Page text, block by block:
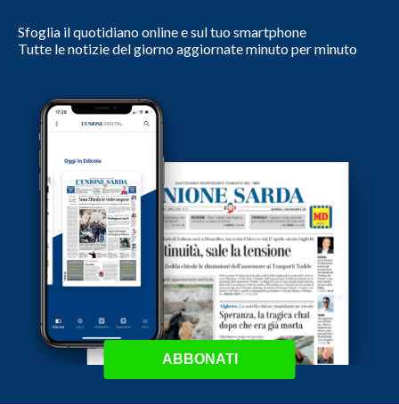
Sfoglia il quotidiano online e sul tuo smartphone
Tutte le notizie del giorno aggiornate minuto per minuto
ABBONATI